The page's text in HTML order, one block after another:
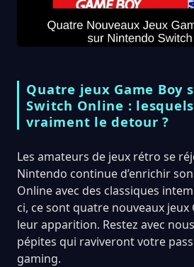
Quatre jeux Game Boy
Switch Online :
vraiment le detour ?
Les amateurs de jeux rétro se
Nintendo continue d’enrichir
Online avec des classiques
ci, ce sont quatre nouveaux
leur apparition. Restez avec
pépites qui raviveront votre
gaming.